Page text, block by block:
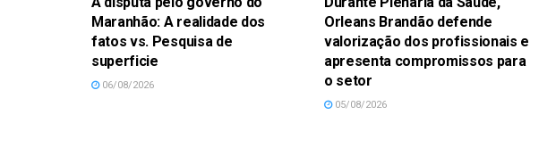
Maranhão: A realidade dos
fatos vs. Pesquisa de
superficie
06/08/2026
Orleans Brandão defende
valorização dos profissionais e
apresenta compromissos para
o setor
05/08/2026